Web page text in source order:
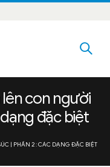
con người
dạng đặc biệt
| PHẦN 2 : CÁC DẠNG ĐẶC BIỆT